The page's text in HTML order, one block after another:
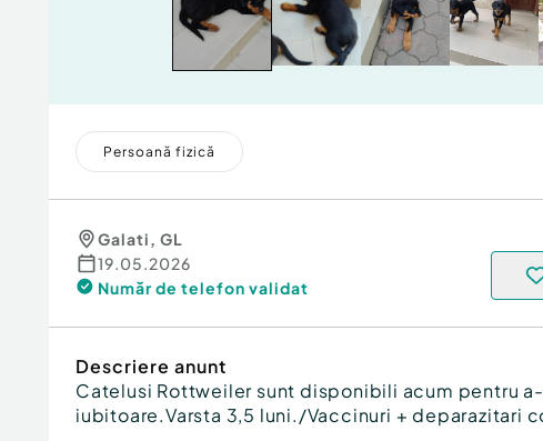
Persoană fizică
Galati, GL
19.05.2026
Număr de telefon validat
Descriere anunt
Catelusi Rottweiler sunt disponibili acum pentru
iubitoare.Varsta 3,5 luni./Vaccinuri + deparazitari